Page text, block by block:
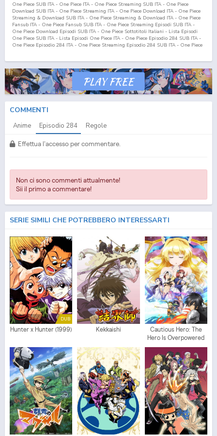
One Piece SUB ITA - One Piece ITA - One Piece Streaming SUB ITA - One Piece
Download SUB ITA - One Piece Streaming ITA - One Piece Download ITA - One Piece
Streaming & Download SUB ITA - One Piece Streaming & Download ITA - One Piece
Fansub ITA - One Piece Fansub SUB ITA - One Piece Streaming Episodi SUB ITA -
One Piece Download Episodi SUB ITA - One Piece Sottotitoli Italiani - Lista Episodi
One Piece SUB ITA - Lista Episodi One Piece ITA - One Piece Episodio 284 SUB ITA -
One Piece Episodio 284 ITA - One Piece Streaming Episodio 284 SUB ITA - One Piece
COMMENTI
Anime Episodio 284 Regole
Effettua l'accesso per commentare.
Non ci sono commenti attualmente!
Sii il primo a commentare!
SERIE SIMILI CHE POTREBBERO INTERESSARTI
DUB
Hunter x Hunter (1999) Kekkaishi
Cautious Hero: The
Hero Is Overpowered
but Overly Cautious